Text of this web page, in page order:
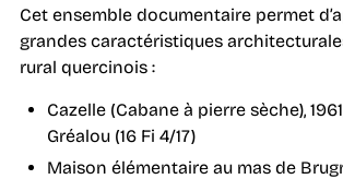
Cet ensemble documentaire permet
grandes caractéristiques
rural quercinois :
Cazelle (Cabane à pierre sèche),
Gréalou (16 Fi 4/17)
Maison élémentaire au mas de